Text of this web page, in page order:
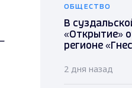
ОБЩЕСТВО
В
«Открытие»
регионе
2 дня назад